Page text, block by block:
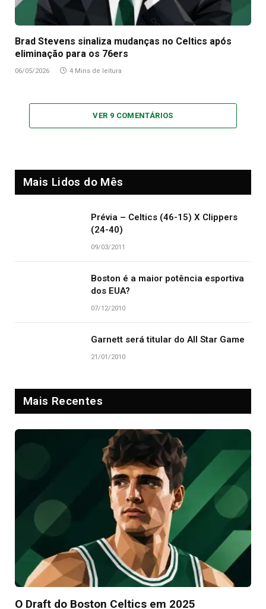
Brad Stevens sinaliza mudanças no Celtics após
eliminação para os 76ers
06/05/2026 4 Mins de leitura
VER 9 COMENTÁRIOS
Mais Lidos do Mês
Prévia – Celtics (46-15) X Clippers
(24-40)
09/03/2011
Boston é a maior potência esportiva
dos EUA?
07/12/2010
Garnett será titular do All Star Game
21/01/2010
Mais Recentes
O Draft do Boston Celtics em 2025